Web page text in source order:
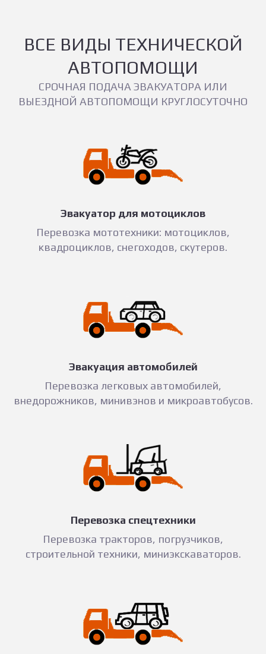
ВСЕ ВИДЫ ТЕХНИЧЕСКОЙ
АВТОПОМОЩИ
СРОЧНАЯ ПОДАЧА ЭВАКУАТОРА ИЛИ
ВЫЕЗДНОЙ АВТОПОМОЩИ КРУГЛОСУТОЧНО
Эвакуатор для мотоциклов
Перевозка мототехники: мотоциклов,
квадроциклов, снегоходов, скутеров.
Эвакуация автомобилей
Перевозка легковых автомобилей,
внедорожников, минивэнов и микроавтобусов.
Перевозка спецтехники
Перевозка тракторов, погрузчиков,
строительной техники, миниэкскаваторов.